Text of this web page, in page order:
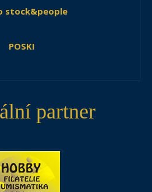
stock&people
POSKI
partner